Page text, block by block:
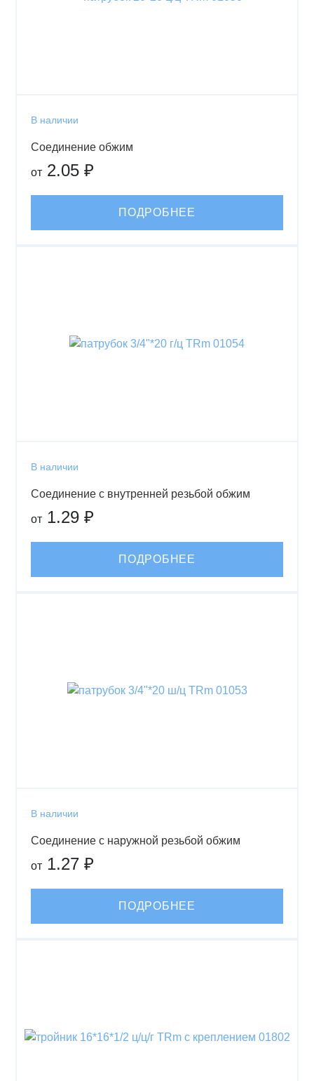
В наличии
Соединение обжим
от 2.05 ₽
ПОДРОБНЕЕ
В наличии
Соединение с внутренней резьбой обжим
от 1.29 ₽
ПОДРОБНЕЕ
В наличии
Соединение с наружной резьбой обжим
от 1.27 ₽
ПОДРОБНЕЕ